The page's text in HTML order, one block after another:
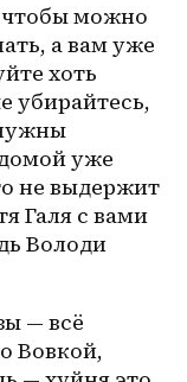
чтобы можно
а вам уже
хоть
убирайтесь,
уже
не выдержит
Галя с вами
Володи
— всё
Вовкой,